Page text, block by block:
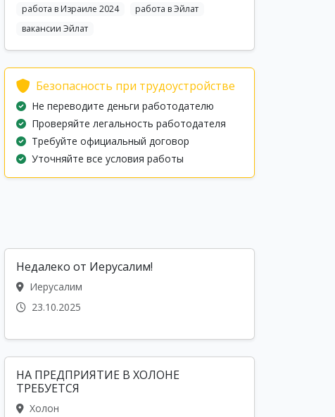
работа в Израиле 2024
работа в Эйлат
вакансии Эйлат
Безопасность при трудоустройстве
Не переводите деньги работодателю
Проверяйте легальность работодателя
Требуйте официальный договор
Уточняйте все условия работы
Недалеко от Иерусалим!
Иерусалим
23.10.2025
НА ПРЕДПРИЯТИЕ В ХОЛОНЕ
ТРЕБУЕТСЯ
Холон